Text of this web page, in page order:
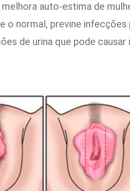
auto-estima de
o normal, previne
de urina que pode